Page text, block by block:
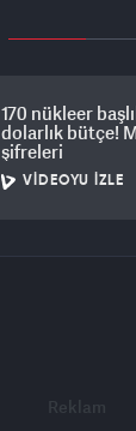
170 nükleer
dolarlık bütçe!
şifreleri
VIDEOYU İZLE